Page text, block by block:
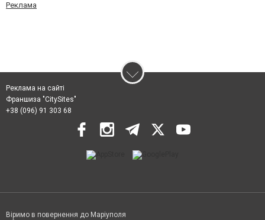
Реклама
Реклама на сайті
Франшиза "CitySites"
+38 (096) 91 303 68
Віримо в повернення до Маріуполя